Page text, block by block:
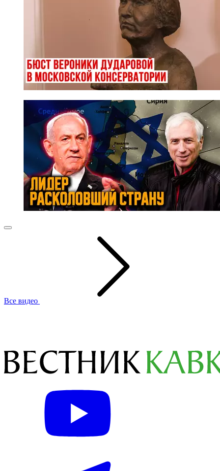
Все видео